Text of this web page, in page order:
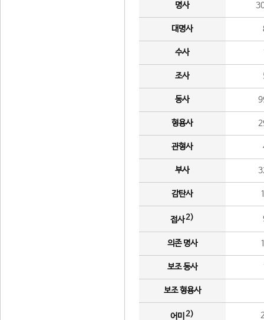
명사
대명사
수사
조사
동사
형용사
관형사
부사
감탄사
접사2)
의존 명사
보조 동사
보조 형용사
어미 2)